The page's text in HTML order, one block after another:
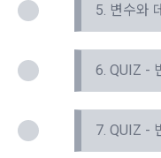
3. 제2항 신청에 있어 "
통한 실명확인 및 본인
증에 필요한 이름, 생년
4. 페이스북 등 외부서비
경우, 본 약관과 개인정
는 “확인”버튼을 누르면
“회원”에게 통지함으
6) 서비스 이용과정이나
광고 ID, 접속 환경
나. 개인정보 수집방법
1) 회원가입 및 서비스
5. 변수와
6. QUIZ -
7. QUIZ -